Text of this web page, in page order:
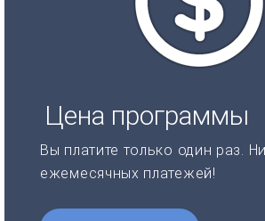
Цена программы
Вы платите только один раз.
ежемесячных платежей!